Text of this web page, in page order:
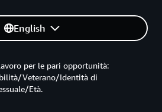
English
per le pari opportunità:
Veterano/Identità di
Età.